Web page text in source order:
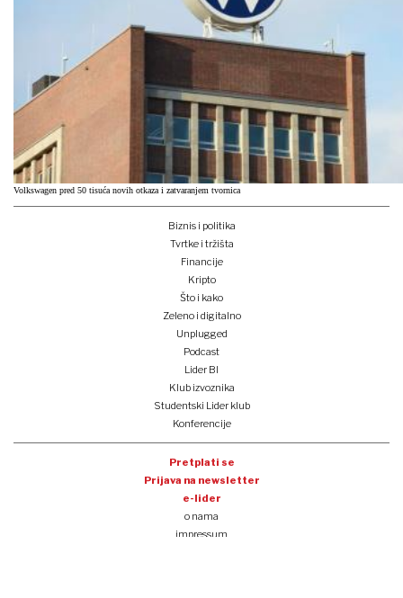
Volkswagen pred 50 tisuća novih otkaza i zatvaranjem tvornica
Biznis i politika
Tvrtke i tržišta
Financije
Kripto
Što i kako
Zeleno i digitalno
Unplugged
Podcast
Lider BI
Klub izvoznika
Studentski Lider klub
Konferencije
Pretplati se
Prijava na newsletter
e-lider
o nama
impressum